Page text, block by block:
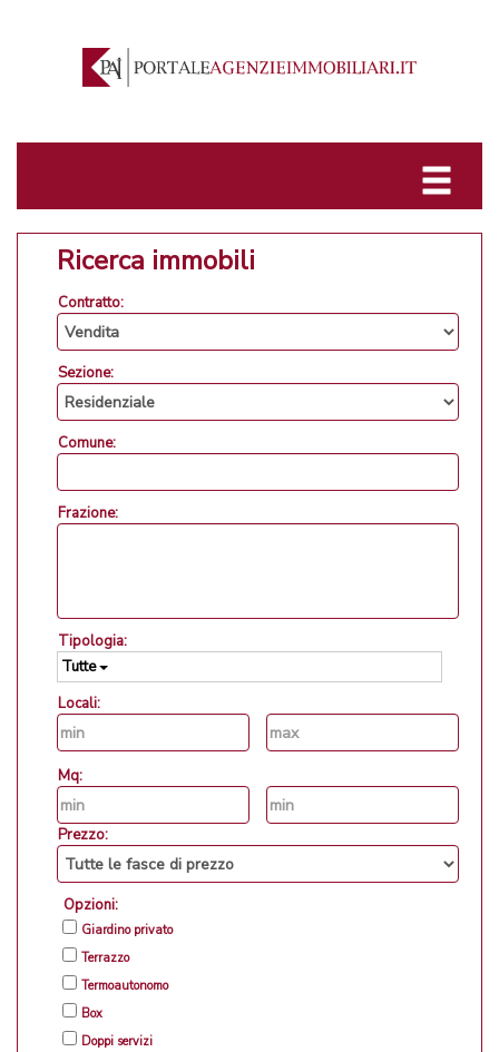
Ricerca immobili
Contratto:
Sezione:
Comune:
Frazione:
Tipologia:
Tutte
Locali:
Mq:
Prezzo:
Opzioni:
Giardino privato
Terrazzo
Termoautonomo
Box
Doppi servizi